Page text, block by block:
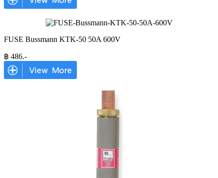
FUSE Bussmann KTK-50 50A 600V
฿ 486.-